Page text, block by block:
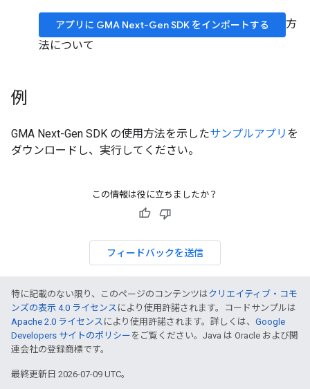
アプリに GMA Next-Gen SDK をインポートする
方
法について
例
GMA Next-Gen SDK の使用方法を示したサンプルアプリ を
ダウンロードし、実行してください。
この情報は役に立ちましたか？
フィードバックを送信
特に記載のない限り、このページのコンテンツはクリエイティブ・コモ
ンズの表示 4.0 ライセンス により使用許諾されます。コードサンプルは
Apache 2.0 ライセンス により使用許諾されます。詳しくは、 Google
Developers サイトのポリシー をご覧ください。Java は Oracle および関
連会社の登録商標です。
最終更新日 2026-07-09 UTC。